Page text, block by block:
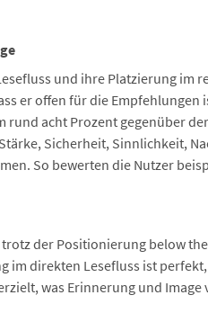
und ihre Platzierung im
er offen für die Empfehlungen
acht Prozent gegenüber
Sicherheit, Sinnlichkeit,
So bewerten die Nutzer
der Positionierung below
im direkten Lesefluss ist
was Erinnerung und